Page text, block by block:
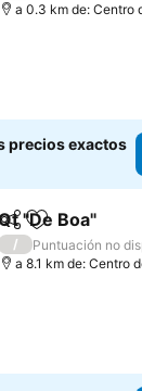
a 0.3 km de: Centro
precios exactos
CompartirAgregar a
"De Boa"
/
Puntuación no
a 8.1 km de: Centro